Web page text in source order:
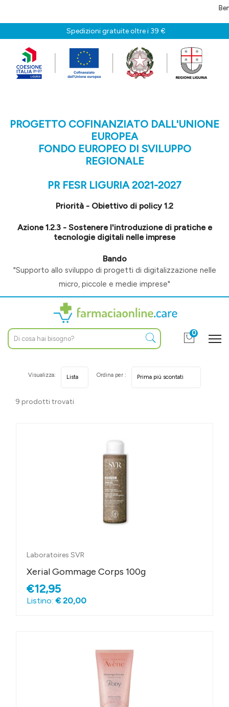
Benvenuti
Spedizioni gratuite oltre i 39 €
PROGETTO COFINANZIATO DALL'UNIONE
EUROPEA
FONDO EUROPEO DI SVILUPPO
REGIONALE
PR FESR LIGURIA 2021-2027
Priorità - Obiettivo di policy 1.2
Azione 1.2.3 - Sostenere l'introduzione di pratiche e
tecnologie digitali nelle imprese
Bando
"Supporto allo sviluppo di progetti di digitalizzazione nelle
micro, piccole e medie imprese"
0
9 prodotti trovati
Visualizza: Ordina per :
Laboratoires SVR
Xerial Gommage Corps 100g
€12,95
Listino: € 20,00